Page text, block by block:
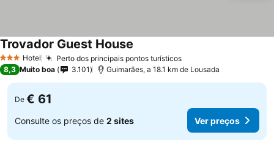
3 EstrelasHotel Perto dos principais pontos turísticos
Trovador Guest House
8,3 Muito boa 3.101 Guimarães, a 18.1 km de Lousada
De € 61
Consulte os preços de 2 sites Ver preços